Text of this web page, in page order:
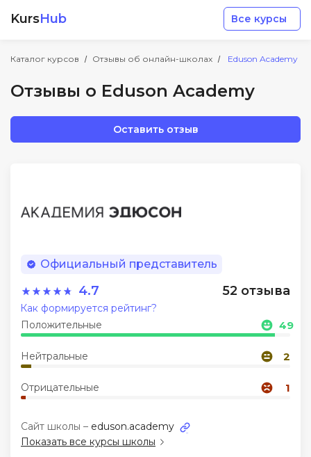
KursHub Все курсы
Каталог курсов Отзывы об онлайн-школах Eduson Academy
Отзывы о Eduson Academy
Оставить отзыв
Официальный представитель
4.7 52 отзыва
Положительные 49
Нейтральные 2
Отрицательные 1
Как формируется рейтинг?
Показать все курсы школы
Сайт школы – eduson.academy
Аналитика
Менеджмент
Soft Skills
ДПО